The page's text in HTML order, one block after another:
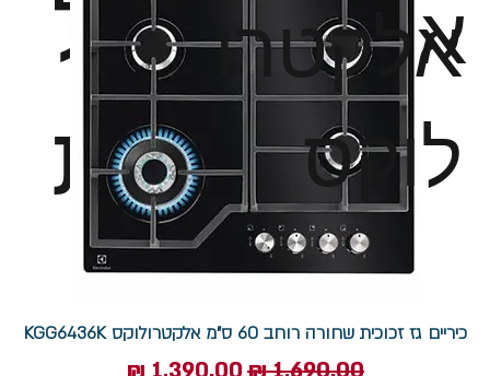
או דגם
לבית
כיריים גז זכוכית שחורה רוחב 60 ס"מ אלקטרולוקס KGG6436K
אלקטרו
לוקס